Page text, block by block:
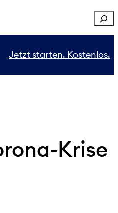
Jetzt starten. Kostenlos.
Krise